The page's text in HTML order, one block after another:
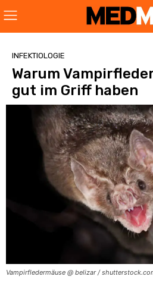
INFEKTIOLOGIE
Warum
gut im Griff haben
Vampirfledermäuse @ belizar /